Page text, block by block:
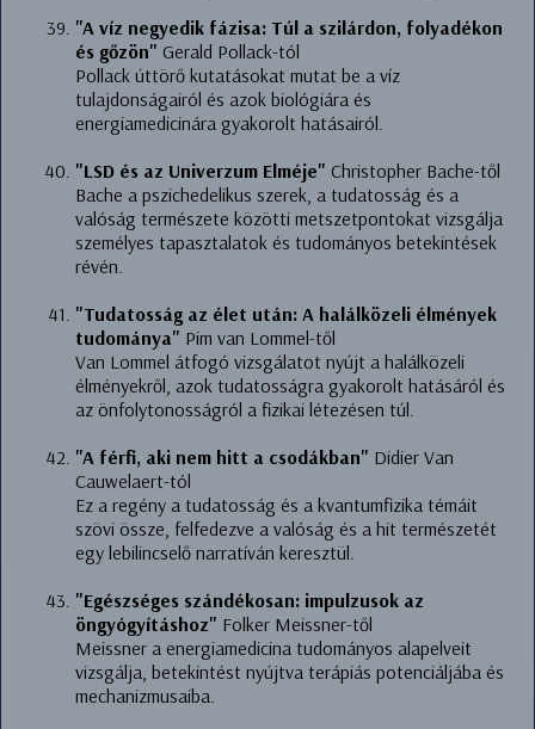
"A víz negyedik fázisa: Túl a szilárdon, folyadékon
és gőzön" Gerald Pollack-tól
Pollack úttörő kutatásokat mutat be a víz
tulajdonságairól és azok biológiára és
energiamedicinára gyakorolt hatásairól.
"LSD és az Univerzum Elméje" Christopher Bache-től
Bache a pszichedelikus szerek, a tudatosság és a
valóság természete közötti metszetpontokat vizsgálja
személyes tapasztalatok és tudományos betekintések
révén.
"Tudatosság az élet után: A halálközeli élmények
tudománya" Pim van Lommel-től
Van Lommel átfogó vizsgálatot nyújt a halálközeli
élményekről, azok tudatosságra gyakorolt hatásáról és
az önfolytonosságról a fizikai létezésen túl.
"A férfi, aki nem hitt a csodákban" Didier Van
Cauwelaert-tól
Ez a regény a tudatosság és a kvantumfizika témáit
szövi össze, felfedezve a valóság és a hit természetét
egy lebilincselő narratíván keresztül.
"Egészséges szándékosan: impulzusok az
öngyógyításhoz" Folker Meissner-től
Meissner a energiamedicina tudományos alapelveit
vizsgálja, betekintést nyújtva terápiás potenciáljába és
mechanizmusaiba.